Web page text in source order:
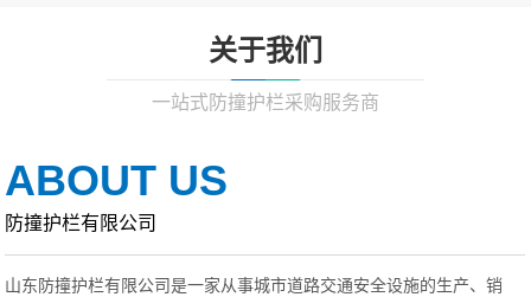
关于我们
一站式防撞护栏采购服务商
ABOUT US
防撞护栏有限公司
山东防撞护栏有限公司是一家从事城市道路交通安全设施的生产、销